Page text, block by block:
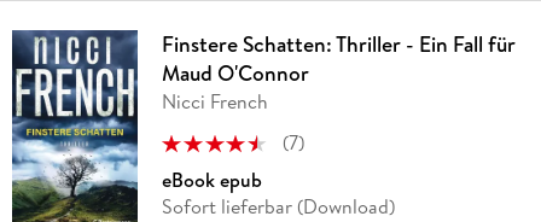
Finstere Schatten: Thriller - Ein Fall für
Maud O'Connor
Nicci French
(7)
eBook epub
Sofort lieferbar (Download)